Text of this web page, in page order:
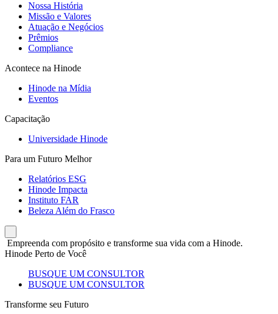
Nossa História
Missão e Valores
Atuação e Negócios
Prêmios
Compliance
Acontece na Hinode
Hinode na Mídia
Eventos
Capacitação
Universidade Hinode
Para um Futuro Melhor
Relatórios ESG
Hinode Impacta
Instituto FAR
Beleza Além do Frasco
Empreenda com propósito e transforme sua vida com a Hinode.
Hinode Perto de Você
BUSQUE UM CONSULTOR
BUSQUE UM CONSULTOR
Transforme seu Futuro